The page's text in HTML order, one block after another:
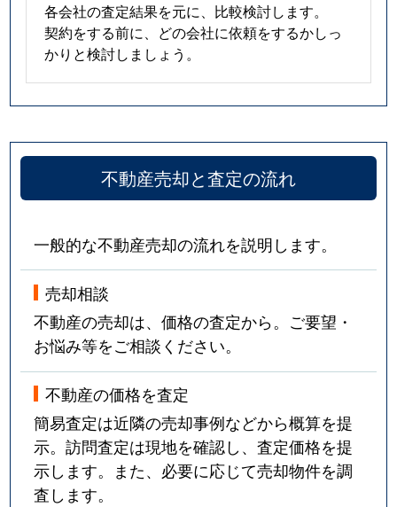
各会社の査定結果を元に、比較検討します。
契約をする前に、どの会社に依頼をするかしっ
かりと検討しましょう。
不動産売却と査定の流れ
一般的な不動産売却の流れを説明します。
売却相談
不動産の売却は、価格の査定から。ご要望・
お悩み等をご相談ください。
不動産の価格を査定
簡易査定は近隣の売却事例などから概算を提
示。訪問査定は現地を確認し、査定価格を提
示します。また、必要に応じて売却物件を調
査します。